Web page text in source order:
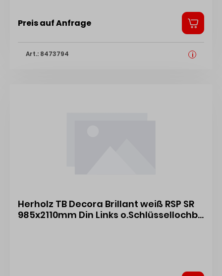
Preis auf Anfrage
Art.: 8473794 i
Herholz TB Decora Brillant weiß RSP SR
985x2110mm Din Links o.Schlüssellochb.